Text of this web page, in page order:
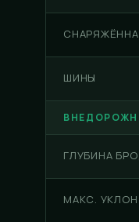
ШИНЫ
ГЛУБИНА
МАКС. УКЛОН